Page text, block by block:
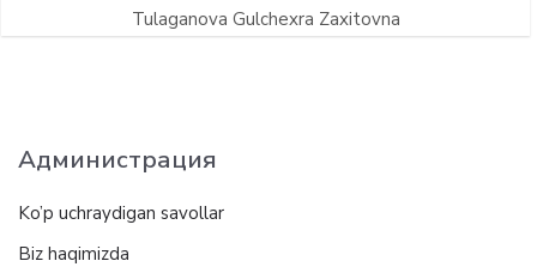
Tulaganova Gulchexra Zaxitovna
Администрация
Ko’p uchraydigan savollar
Biz haqimizda